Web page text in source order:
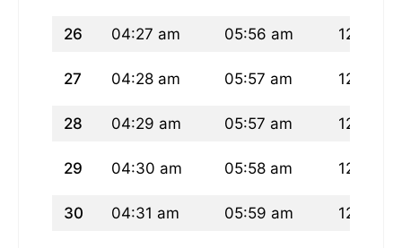
26 04:27 am 05:56 am 12:28
27 04:28 am 05:57 am 12:28
28 04:29 am 05:57 am 12:28
29 04:30 am 05:58 am 12:27
30 04:31 am 05:59 am 12:27